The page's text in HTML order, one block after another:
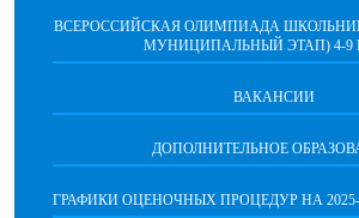
ВСЕРОССИЙСКАЯ ОЛИМПИАДА
МУНИЦИПАЛЬНЫЙ ЭТАП) 4-9
ВАКАНСИИ
ДОПОЛНИТЕЛЬНОЕ
ГРАФИКИ ОЦЕНОЧНЫХ ПРОЦЕДУР НА